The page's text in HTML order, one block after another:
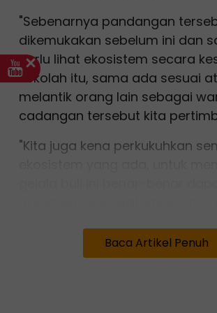
"Sebenarnya pandangan
dikemukakan sebelum ini dan
perlu lihat ekosistem secara
sekolah itu, sama ada sesuai
melantik orang lain sebagai
cadangan tersebut kita
"Kita juga kena perkukuhkan
selepas Majlis Berbuka Puasa
Parlimen Nibong Tebal di Masjid
Baca Artikel Penuh